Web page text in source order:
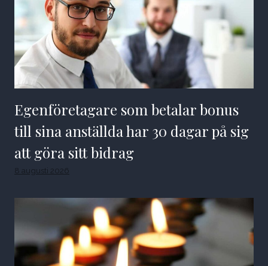
Egenföretagare som betalar bonus
till sina anställda har 30 dagar på sig
att göra sitt bidrag
8 augusti 2026